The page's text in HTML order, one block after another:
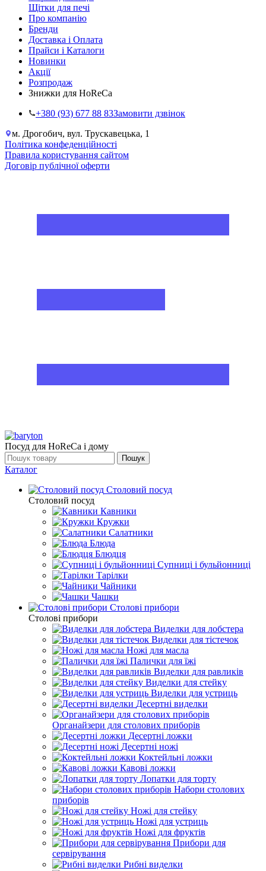
Щітки для печі
Про компанію
Бренди
Доставка і Оплата
Прайси і Каталоги
Новинки
Акції
Розпродаж
Знижки для HoReCa
+38‎0 (93) 677 88 83Замовити дзвінок
м. Дрогобич, вул. Трускавецька, 1
Політика конфеденційності
Правила користування сайтом
Договір публічної оферти
Посуд для HoReCa і дому
Пошук
Каталог
Столовий посуд
Столовий посуд
Кавники
Кружки
Салатники
Блюда
Блюдця
Супниці і бульйонниці
Тарілки
Чайники
Чашки
Столові прибори
Столові прибори
Виделки для лобстера
Виделки для тістечок
Ножі для масла
Палички для їжі
Виделки для равликів
Виделки для стейку
Виделки для устриць
Десертні виделки
Органайзери для столових приборів
Десертні ложки
Десертні ножі
Коктейльні ложки
Кавові ложки
Лопатки для торту
Набори столових
приборів
Ножі для стейку
Ножі для устриць
Ножі для фруктів
Прибори для
сервірування
Рибні виделки